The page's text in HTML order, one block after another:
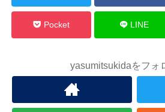
Pocket LINE
yasumitsukidaをフォ